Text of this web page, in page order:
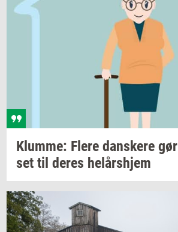
Klum­me: Flere dan­ske­re gør
set til deres helårs­hjem